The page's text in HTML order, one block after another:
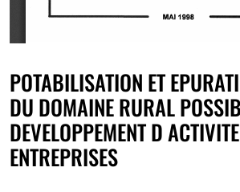
POTABILISATION ET
DU DOMAINE RURAL
DEVELOPPEMENT D
ENTREPRISES